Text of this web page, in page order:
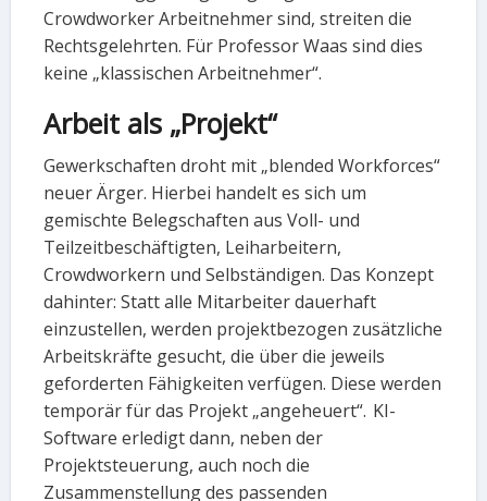
Crowdworker Arbeitnehmer sind, streiten die
Rechtsgelehrten. Für Professor Waas sind dies
keine „klassischen Arbeitnehmer“.
Arbeit als „Projekt“
Gewerkschaften droht mit „blended Workforces“
neuer Ärger. Hierbei handelt es sich um
gemischte Belegschaften aus Voll- und
Teilzeitbeschäftigten, Leiharbeitern,
Crowdworkern und Selbständigen. Das Konzept
dahinter: Statt alle Mitarbeiter dauerhaft
einzustellen, werden projektbezogen zusätzliche
Arbeitskräfte gesucht, die über die jeweils
geforderten Fähigkeiten verfügen. Diese werden
temporär für das Projekt „angeheuert“. KI-
Software erledigt dann, neben der
Projektsteuerung, auch noch die
Zusammenstellung des passenden